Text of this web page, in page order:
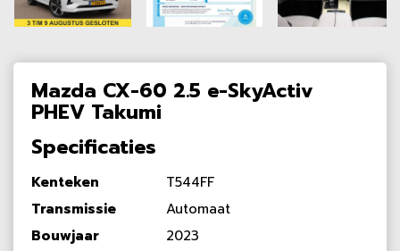
Mazda CX-60 2.5 e-SkyActiv
PHEV Takumi
Specificaties
Kenteken
T544FF
Transmissie
Automaat
Bouwjaar
2023